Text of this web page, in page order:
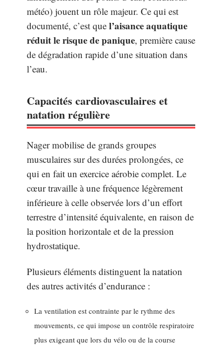
météo) jouent un rôle majeur. Ce qui est
documenté, c’est que l’aisance aquatique
réduit le risque de panique, première cause
de dégradation rapide d’une situation dans
l’eau.
Capacités cardiovasculaires et
natation régulière
Nager mobilise de grands groupes
musculaires sur des durées prolongées, ce
qui en fait un exercice aérobie complet. Le
cœur travaille à une fréquence légèrement
inférieure à celle observée lors d’un effort
terrestre d’intensité équivalente, en raison de
la position horizontale et de la pression
hydrostatique.
Plusieurs éléments distinguent la natation
des autres activités d’endurance :
La ventilation est contrainte par le rythme des
mouvements, ce qui impose un contrôle respiratoire
plus exigeant que lors du vélo ou de la course